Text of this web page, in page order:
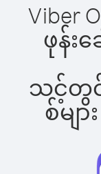
Viber
ဖုန်း
သင့်တွင်
စ်မျ